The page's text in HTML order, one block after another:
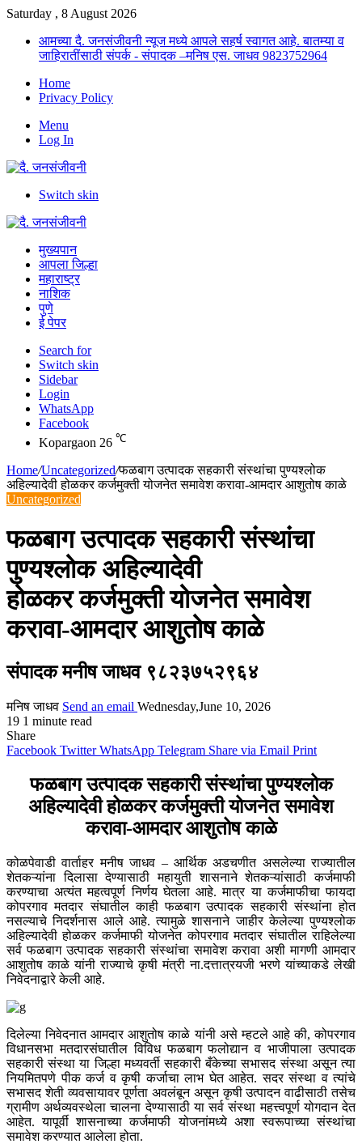
Saturday , 8 August 2026
आमच्या दै. जनसंजीवनी न्यूज मध्ये आपले सहर्ष स्वागत आहे. बातम्या व
जाहिरातींसाठी संपर्क - संपादक –मनिष एस. जाधव 9823752964
Home
Privacy Policy
Menu
Log In
Switch skin
मुख्यपान
आपला जिल्हा
महाराष्ट्र
नाशिक
पुणे
ई पेपर
Search for
Switch skin
Sidebar
Login
WhatsApp
Facebook
Kopargaon 26 ℃
Home/Uncategorized/फळबाग उत्पादक सहकारी संस्थांचा पुण्यश्लोक
अहिल्यादेवी होळकर कर्जमुक्ती योजनेत समावेश करावा-आमदार आशुतोष काळे
Uncategorized
फळबाग उत्पादक सहकारी संस्थांचा
पुण्यश्लोक अहिल्यादेवी
होळकर कर्जमुक्ती योजनेत समावेश
करावा-आमदार आशुतोष काळे
संपादक मनीष जाधव ९८२३७५२९६४
मनिष जाधव Send an email Wednesday,June 10, 2026
19 1 minute read
Share
Facebook Twitter WhatsApp Telegram Share via Email Print
फळबाग उत्पादक सहकारी संस्थांचा पुण्यश्लोक
अहिल्यादेवी होळकरकर्जमुक्ती योजनेत समावेश
करावा-आमदार आशुतोष काळे
कोळपेवाडी वार्ताहर मनीष जाधव – आर्थिक अडचणीत असलेल्या राज्यातील
शेतकऱ्यांना दिलासा देण्यासाठी महायुती शासनाने शेतकऱ्यांसाठी कर्जमाफी
करण्याचा अत्यंत महत्वपूर्ण निर्णय घेतला आहे. मात्र या कर्जमाफीचा फायदा
कोपरगाव मतदार संघातील काही फळबाग उत्पादक सहकारी संस्थांना होत
नसल्याचे निदर्शनास आले आहे. त्यामुळे शासनाने जाहीर केलेल्या पुण्यश्लोक
अहिल्यादेवी होळकर कर्जमाफी योजनेत कोपरगाव मतदार संघातील राहिलेल्या
सर्व फळबाग उत्पादक सहकारी संस्थांचा समावेश करावा अशी मागणी आमदार
आशुतोष काळे यांनी राज्याचे कृषी मंत्री ना.दत्तात्रयजी भरणे यांच्याकडे लेखी
निवेदनाद्वारे केली आहे.
दिलेल्या निवेदनात आमदार आशुतोष काळे यांनी असे म्हटले आहे की, कोपरगाव
विधानसभा मतदारसंघातील विविध फळबाग फलोद्यान व भाजीपाला उत्पादक
सहकारी संस्था या जिल्हा मध्यवर्ती सहकारी बँकेच्या सभासद संस्था असून त्या
नियमितपणे पीक कर्ज व कृषी कर्जाचा लाभ घेत आहेत. सदर संस्था व त्यांचे
सभासद शेती व्यवसायावर पूर्णता अवलंबून असून कृषी उत्पादन वाढीसाठी तसेच
ग्रामीण अर्थव्यवस्थेला चालना देण्यासाठी या सर्व संस्था महत्त्वपूर्ण योगदान देत
आहेत. यापूर्वी शासनाच्या कर्जमाफी योजनांमध्ये अशा स्वरूपाच्या संस्थांचा
समावेश करण्यात आलेला होता.